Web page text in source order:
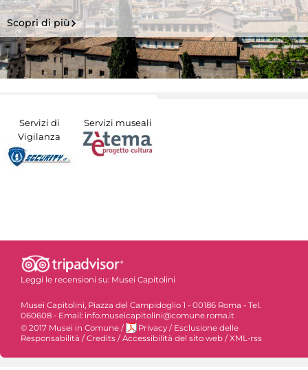
Scopri di più
Servizi di
Vigilanza
Servizi museali
Leggi le recensioni su: Musei Capitolini
Musei Capitolini, Piazza del Campidoglio 1 - 00186 Roma - Tel.
060608 - Email: info.museicapitolini@comune.roma.it
© 2017 Musei in Comune / Privacy / Esclusione delle
Responsabilità / Credits / Accessibilità del sito web / XML-rss